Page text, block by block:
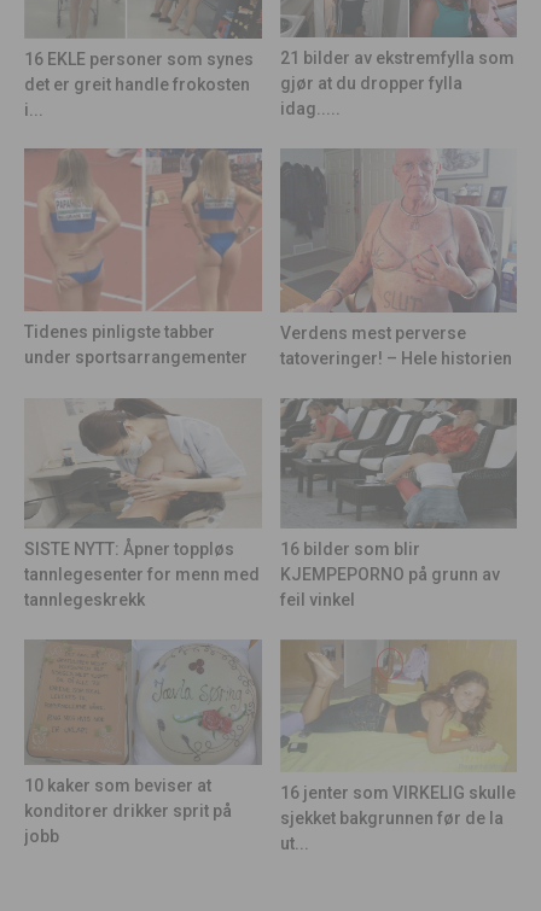
16 EKLE personer som synes
det er greit handle frokosten
i...
21 bilder av ekstremfylla som
gjør at du dropper fylla
idag.....
Tidenes pinligste tabber
under sportsarrangementer
Verdens mest perverse
tatoveringer! – Hele historien
SISTE NYTT: Åpner toppløs
tannlegesenter for menn med
tannlegeskrekk
16 bilder som blir
KJEMPEPORNO på grunn av
feil vinkel
10 kaker som beviser at
konditorer drikker sprit på
jobb
16 jenter som VIRKELIG skulle
sjekket bakgrunnen før de la
ut...